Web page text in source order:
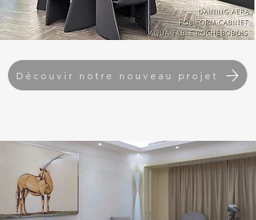
Découvir notre nouveau projet